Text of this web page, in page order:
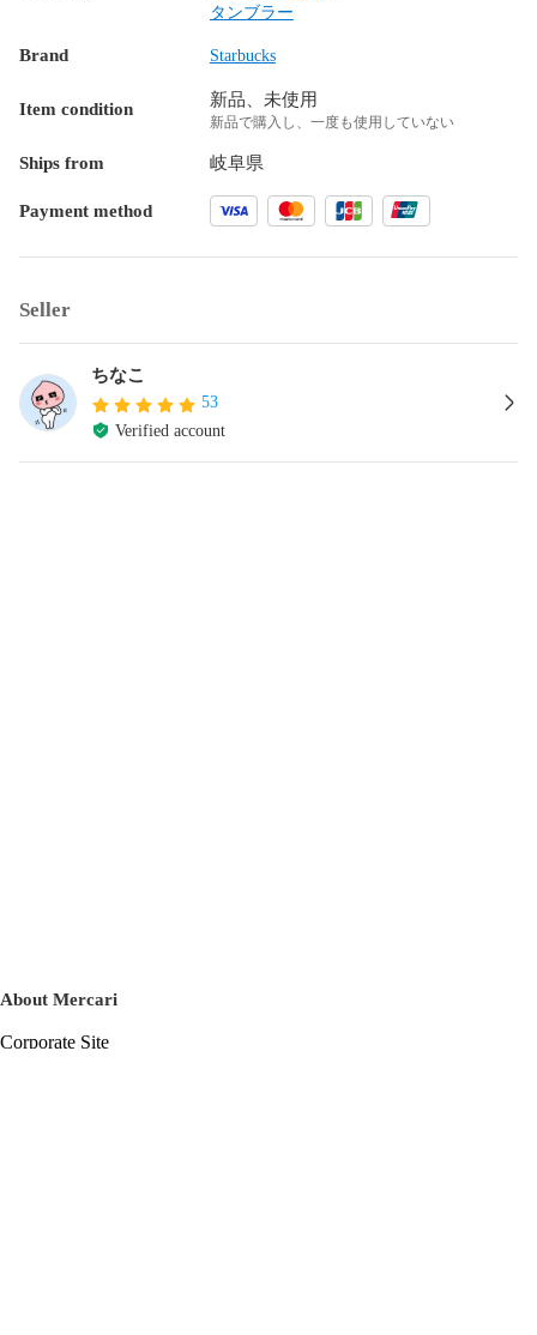
タンブラー
Brand Starbucks
Item condition 新品、未使用
新品で購入し、一度も使用していない
Ships from 岐阜県
Payment method
Seller
ちなこ
53
Verified account
About Mercari
Corporate Site